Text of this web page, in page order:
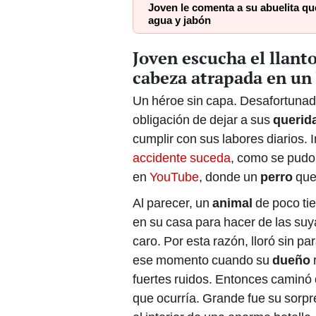
Joven le comenta a su abuelita
agua y jabón
Joven escucha el
cabeza atrapada en
Un héroe sin capa.
obligación de dejar a sus
cumplir con sus labores diarios.
accidente suceda, como se
en YouTube, donde un perro
Al parecer, un animal de poco
en su casa para hacer de las
caro. Por esta razón, lloró sin
ese momento cuando su dueño
fuertes ruidos. Entonces
que ocurría. Grande fue su